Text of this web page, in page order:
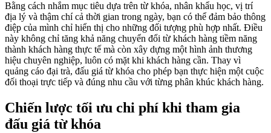
Bằng cách nhắm mục tiêu dựa trên từ khóa, nhân khẩu học, vị trí
địa lý và thậm chí cả thời gian trong ngày, bạn có thể đảm bảo thông
điệp của mình chỉ hiển thị cho những đối tượng phù hợp nhất. Điều
này không chỉ tăng khả năng chuyển đổi từ khách hàng tiềm năng
thành khách hàng thực tế mà còn xây dựng một hình ảnh thương
hiệu chuyên nghiệp, luôn có mặt khi khách hàng cần. Thay vì
quảng cáo đại trà, đấu giá từ khóa cho phép bạn thực hiện một cuộc
đối thoại trực tiếp và đúng nhu cầu với từng phân khúc khách hàng.
Chiến lược tối ưu chi phí khi tham gia
đấu giá từ khóa